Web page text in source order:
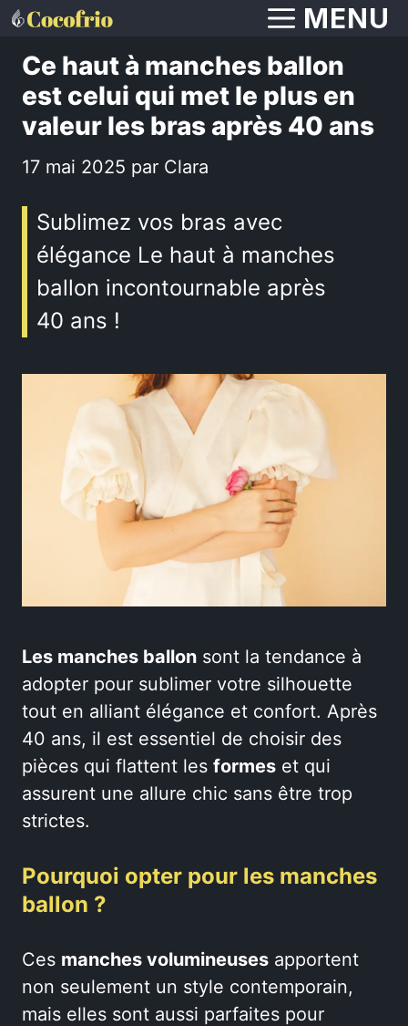
Aller
contenu
MENU
Ce haut à manches ballon
est celui qui met le plus en
valeur les bras après 40 ans
17 mai 2025 par Clara
Sublimez vos bras avec
élégance Le haut à manches
ballon incontournable après
40 ans !
Les manches ballon sont la tendance à
adopter pour sublimer votre silhouette
tout en alliant élégance et confort. Après
40 ans, il est essentiel de choisir des
pièces qui flattent les formes et qui
assurent une allure chic sans être trop
strictes.
Pourquoi opter pour les manches
ballon ?
Ces manches volumineuses apportent
non seulement un style contemporain,
mais elles sont aussi parfaites pour